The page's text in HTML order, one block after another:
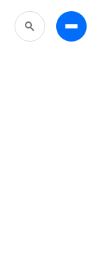
Zoeken